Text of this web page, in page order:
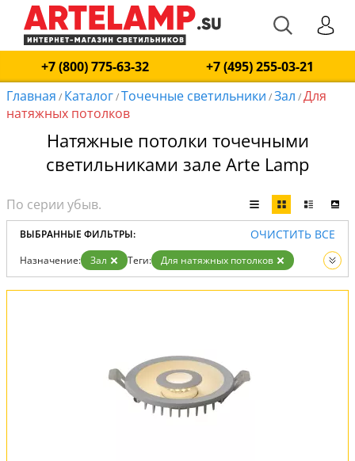
+7 (800) 775-63-32
+7 (495) 255-03-21
Главная / Каталог/Точечные светильники /Зал /Для
натяжных потолков
Натяжные потолки точечными
светильниками зале Arte Lamp
ВЫБРАННЫЕ ФИЛЬТРЫ: ОЧИСТИТЬ ВСЕ
Назначение: Зал Теги:
Для натяжных потолков
Вид:
Точечные светильники